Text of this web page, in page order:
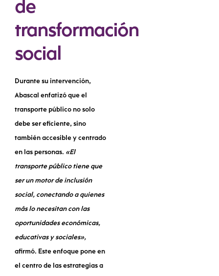
de
transformación
social
Durante su intervención,
Abascal enfatizó que el
transporte público no solo
debe ser eficiente, sino
también accesible y centrado
en las personas. «El
transporte público tiene que
ser un motor de inclusión
social, conectando a quienes
más lo necesitan con las
oportunidades económicas,
educativas y sociales»,
afirmó. Este enfoque pone en
el centro de las estrategias a